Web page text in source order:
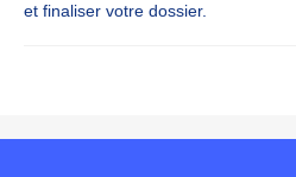
et finaliser votre dossier.